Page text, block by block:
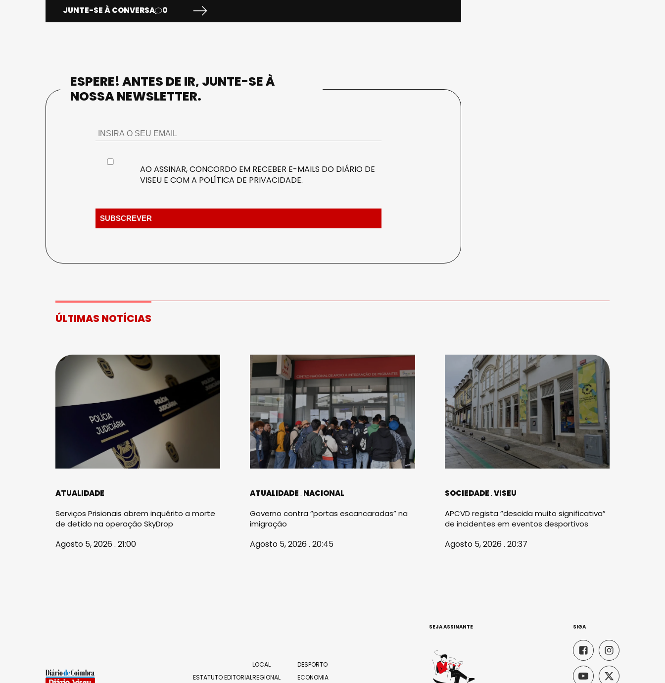
JUNTE-SE À CONVERSA 0
ESPERE! ANTES DE IR, JUNTE-SE À
NOSSA NEWSLETTER.
AO ASSINAR, CONCORDO EM RECEBER E-MAILS DO DIÁRIO DE
VISEU E COM A POLÍTICA DE PRIVACIDADE.
ÚLTIMAS NOTÍCIAS
ATUALIDADE
Serviços Prisionais abrem inquérito a morte
de detido na operação SkyDrop
Agosto 5, 2026 . 21:00
ATUALIDADE NACIONAL
Governo contra “portas escancaradas” na
imigração
Agosto 5, 2026 . 20:45
SOCIEDADE VISEU
APCVD regista “descida muito significativa”
de incidentes em eventos desportivos
Agosto 5, 2026 . 20:37
ESTATUTO EDITORIAL
LOCAL
REGIONAL
DESPORTO
ECONOMIA
SEJA ASSINANTE SIGA